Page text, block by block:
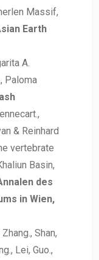
Massif,
Earth
A.
Paloma
& Reinhard
vertebrate
Basin,
des
in Wien,
Shan,
Lei, Guo.,